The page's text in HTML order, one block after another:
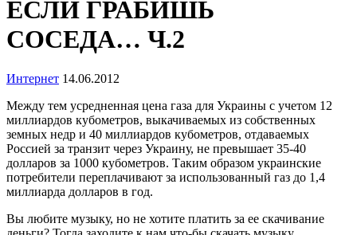
ЕСЛИ ГРАБИШЬ
СОСЕДА… Ч.2
Интернет 14.06.2012
Между тем усредненная цена газа для Украины с учетом 12
миллиардов кубометров, выкачиваемых из собственных
земных недр и 40 миллиардов кубометров, отдаваемых
Россией за транзит через Украину, не превышает 35-40
долларов за 1000 кубометров. Таким образом украинские
потребители переплачивают за использованный газ до 1,4
миллиарда долларов в год.
Вы любите музыку, но не хотите платить за ее скачивание